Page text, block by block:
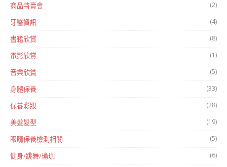
商品特賣會 (2)
牙醫資訊 (4)
書籍欣賞 (8)
電影欣賞 (1)
音樂欣賞 (5)
身體保養 (33)
保養彩妝 (28)
美髮髮型 (19)
眼睛保養檢測相關 (5)
健身/跳舞/瑜珈 (6)